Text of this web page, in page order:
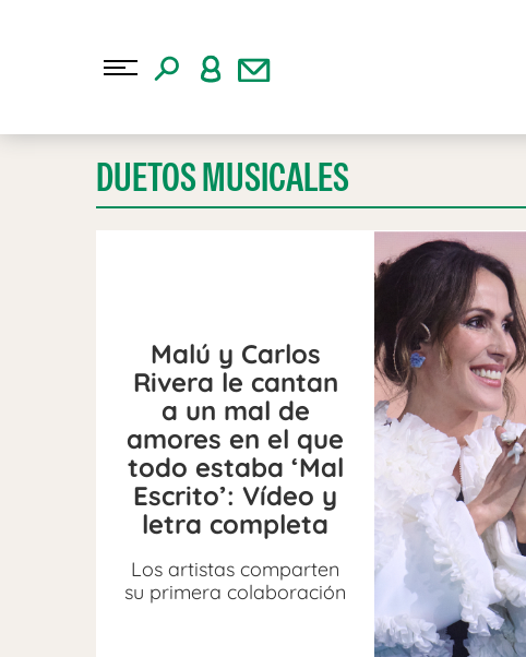
DUETOS MUSICALES
Malú y Carlos
Rivera le cantan
a un mal de
amores en el que
todo estaba ‘Mal
Escrito’: Vídeo y
letra completa
Los artistas comparten
su primera colaboración